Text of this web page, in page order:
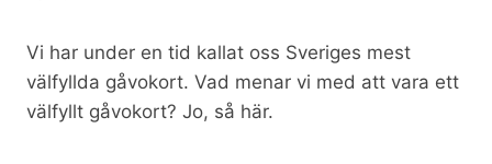
Vi har under en tid kallat oss Sveriges mest
välfyllda gåvokort. Vad menar vi med att vara ett
välfyllt gåvokort? Jo, så här.